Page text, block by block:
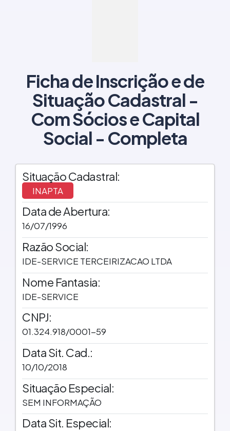
Ficha de Inscrição e de
Situação Cadastral -
Com Sócios e Capital
Social - Completa
Situação Cadastral:
INAPTA
Data de Abertura:
16/07/1996
Razão Social:
IDE-SERVICE TERCEIRIZACAO LTDA
Nome Fantasia:
IDE-SERVICE
CNPJ:
01.324.918/0001-59
Data Sit. Cad.:
10/10/2018
Situação Especial:
SEM INFORMAÇÃO
Data Sit. Especial: